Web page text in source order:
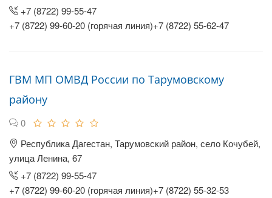
+7 (8722) 99-55-47
+7 (8722) 99-60-20 (горячая линия)+7 (8722) 55-62-47
ГВМ МП ОМВД России по Тарумовскому
району
0
Республика Дагестан, Тарумовский район, село Кочубей,
улица Ленина, 67
+7 (8722) 99-55-47
+7 (8722) 99-60-20 (горячая линия)+7 (8722) 55-32-53